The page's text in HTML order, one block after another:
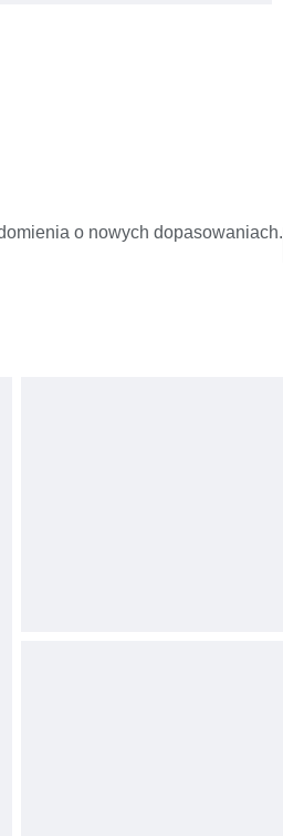
o nowych dopasowaniach.